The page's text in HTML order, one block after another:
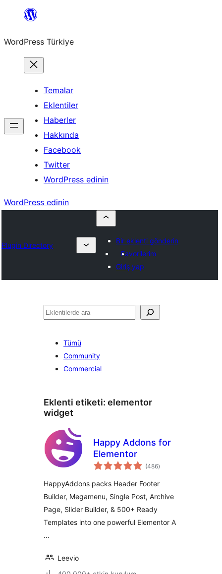
İçeriğe
WordPress Türkiye
Temalar
Eklentiler
Haberler
Hakkında
Facebook
Twitter
WordPress edinin
WordPress edinin
Plugin Directory
Bir eklenti gönderin
Favorilerim
Giriş yap
Ara
Tümü
Community
Commercial
Eklenti etiketi: elementor
widget
Happy Addons for
Elementor
(486toplam
puan
)
HappyAddons packs Header Footer
Builder, Megamenu, Single Post, Archive
Page, Slider Builder, & 500+ Ready
Templates into one powerful Elementor A
…
Leevio